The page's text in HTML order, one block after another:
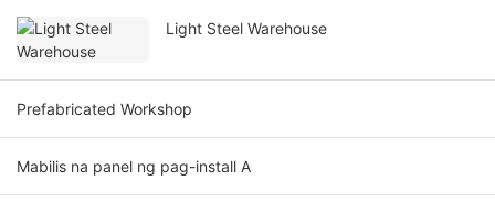
Light Steel Warehouse
Prefabricated Workshop
Mabilis na panel ng pag-install A